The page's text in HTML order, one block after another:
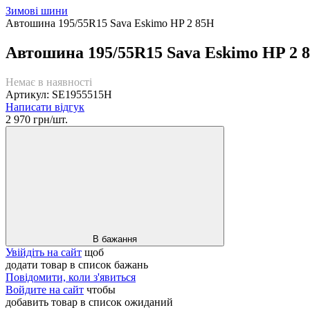
Зимові шини
Автошина 195/55R15 Sava Eskimo HP 2 85H
Автошина 195/55R15 Sava Eskimo HP 2
Немає в наявності
Артикул: SE1955515H
Написати відгук
2 970 грн/шт.
В бажання
Увійдіть на сайт щоб
додати товар в список бажань
Повідомити, коли з'явиться
Войдите на сайт чтобы
добавить товар в список ожиданий